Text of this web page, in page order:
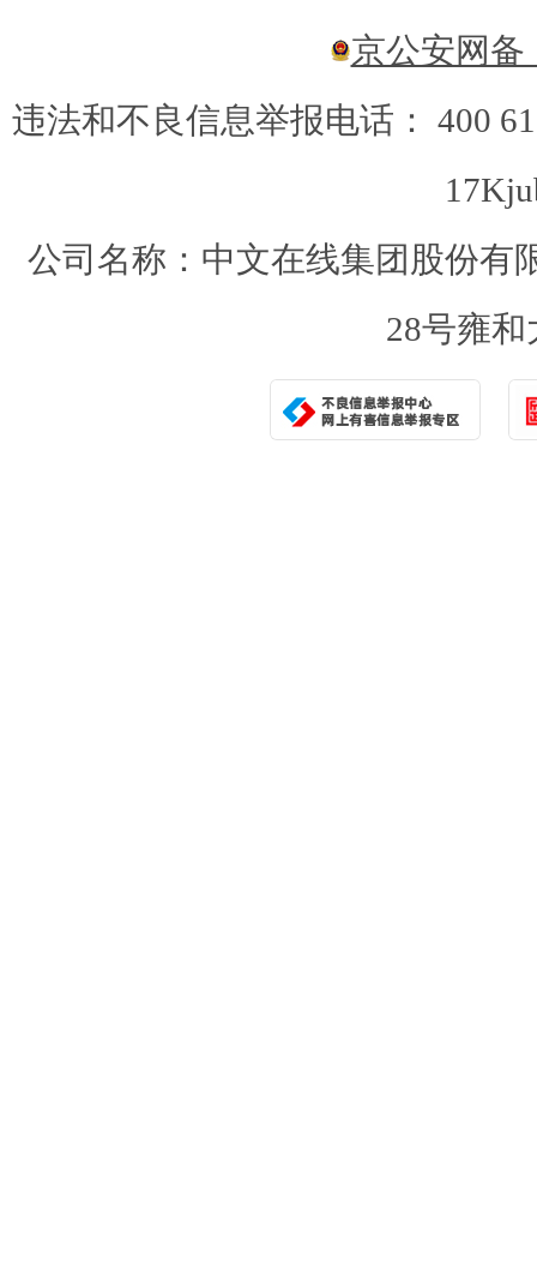
京公安网备
违法和不良信息举报电话： 400
公司名称：中文在线集团股份有
28号雍和